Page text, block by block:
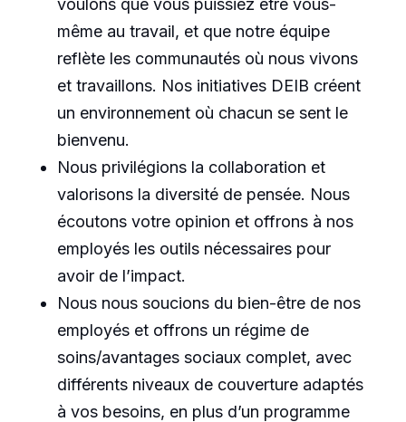
même au travail, et que notre équipe
reflète les communautés où nous vivons
et travaillons. Nos initiatives DEIB créent
un environnement où chacun se sent le
bienvenu.
Nous privilégions la collaboration et
valorisons la diversité de pensée. Nous
écoutons votre opinion et offrons à nos
employés les outils nécessaires pour
avoir de l’impact.
Nous nous soucions du bien-être de nos
employés et offrons un régime de
soins/avantages sociaux complet, avec
différents niveaux de couverture adaptés
à vos besoins, en plus d’un programme